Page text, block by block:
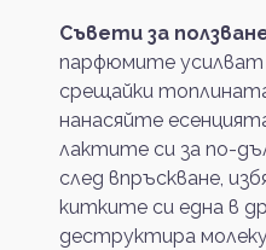
Съвети за
парфюмите усилват
срещайки
нанасяйте
лактите си за по-
след впръскване,
китките си една в
деструктира